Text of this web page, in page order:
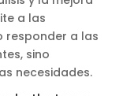
a las
responder a las
sino
necesidades.